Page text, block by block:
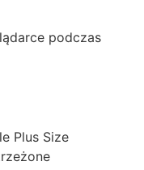
podczas
Plus Size